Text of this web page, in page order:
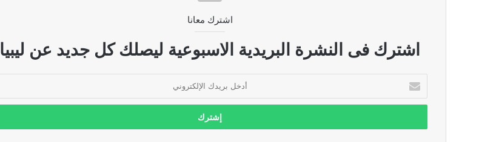
اشترك معانا
اشترك فى النشرة البريدية الاسبوعية ليصلك كل جديد عن ليبيا
بريدك
الإلكتروني